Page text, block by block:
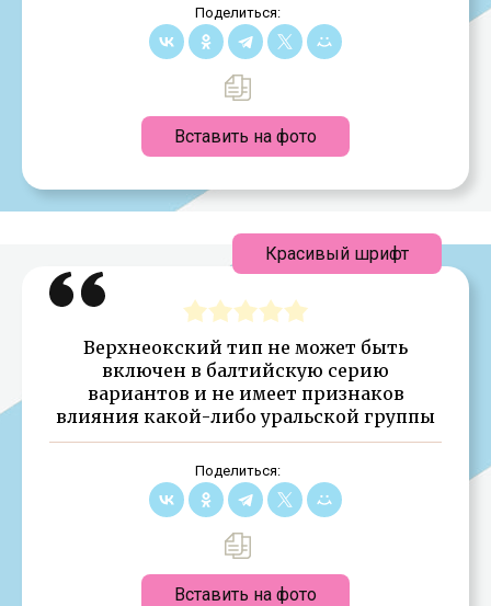
Поделиться:
Вставить на фото
Верхнеокский тип не может быть
включен в балтийскую серию
вариантов и не имеет признаков
влияния какой-либо уральской группы
Поделиться:
Вставить на фото
Красивый шрифт